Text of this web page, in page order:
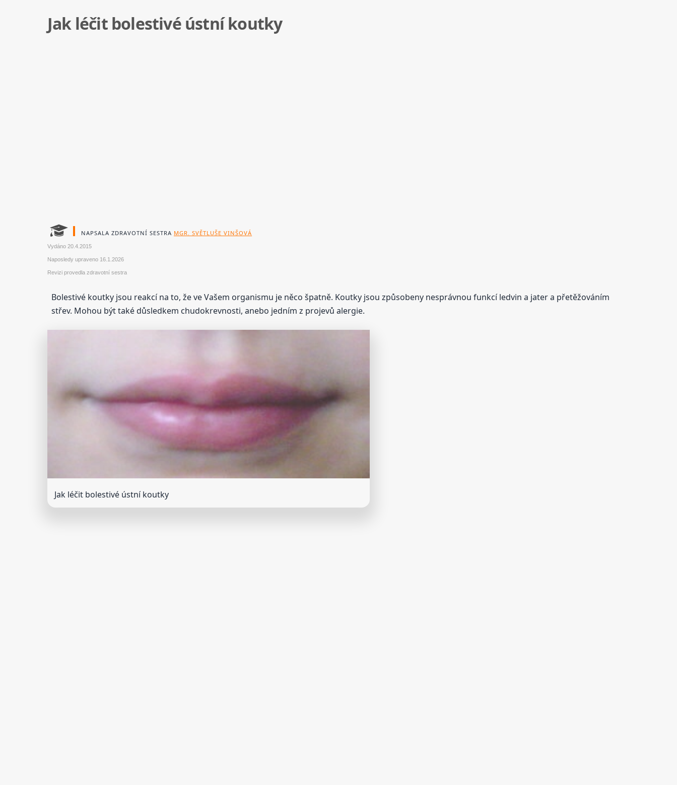
Jak léčit bolestivé ústní koutky
NAPSALA ZDRAVOTNÍ SESTRA MGR. SVĚTLUŠE VINŠOVÁ
Vydáno20.4.2015
Naposledy upraveno 16.1.2026
Revizi provedla zdravotní sestra
Bolestivé koutky jsou reakcí na to, že ve Vašem organismu je něco špatně. Koutky jsou způsobeny nesprávnou funkcí ledvin a jater a přetěžováním
střev. Mohou být také důsledkem chudokrevnosti, anebo jedním z projevů alergie.
Jak léčit bolestivé ústní koutky